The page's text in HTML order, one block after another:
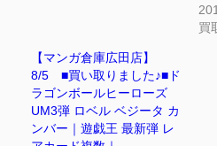
買
【マンガ倉庫広田店】
8/5 ■買い取りました♪■ド
ラゴンボールヒーローズ
UM3弾 ロベル ベジータ カ
ンバー｜遊戯王 最新弾 レ